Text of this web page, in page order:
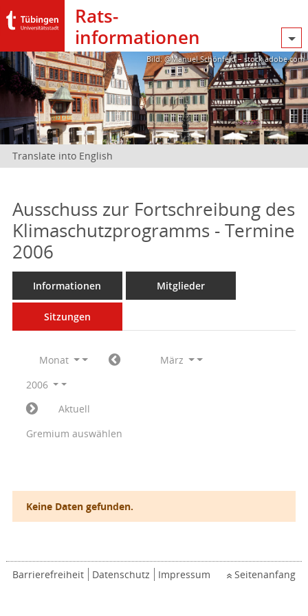
Rats­
informationen
Bild: @Manuel Schönfeld – stock.adobe.com
Translate into English
Ausschuss zur Fortschreibung des
Klimaschutzprogramms - Termine
2006
Informationen Mitglieder
Sitzungen
Monat
März
2006
Aktuell
Gremium auswählen
Keine Daten gefunden.
Barrierefreiheit Datenschutz Impressum Seitenanfang